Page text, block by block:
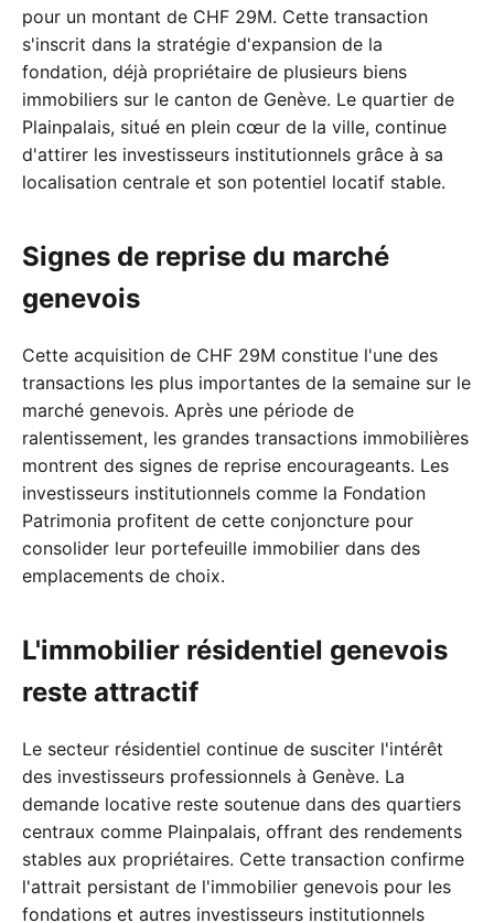
pour un montant de CHF 29M. Cette transaction
s'inscrit dans la stratégie d'expansion de la
fondation, déjà propriétaire de plusieurs biens
immobiliers sur le canton de Genève. Le quartier de
Plainpalais, situé en plein cœur de la ville, continue
d'attirer les investisseurs institutionnels grâce à sa
localisation centrale et son potentiel locatif stable.
Signes de reprise du marché
genevois
Cette acquisition de CHF 29M constitue l'une des
transactions les plus importantes de la semaine sur le
marché genevois. Après une période de
ralentissement, les grandes transactions immobilières
montrent des signes de reprise encourageants. Les
investisseurs institutionnels comme la Fondation
Patrimonia profitent de cette conjoncture pour
consolider leur portefeuille immobilier dans des
emplacements de choix.
L'immobilier résidentiel genevois
reste attractif
Le secteur résidentiel continue de susciter l'intérêt
des investisseurs professionnels à Genève. La
demande locative reste soutenue dans des quartiers
centraux comme Plainpalais, offrant des rendements
stables aux propriétaires. Cette transaction confirme
l'attrait persistant de l'immobilier genevois pour les
fondations et autres investisseurs institutionnels